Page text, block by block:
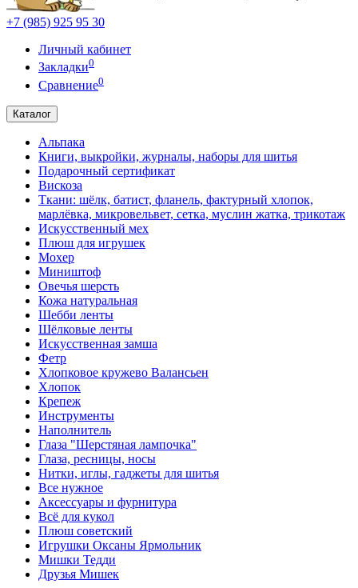
+7 (985) 925 95 30
Личный кабинет
Закладки0
Сравнение0
Каталог
Альпака
Книги, выкройки, журналы, наборы для шитья
Подарочный сертификат
Вискоза
Ткани: шёлк, батист, фланель, фактурный хлопок,
марлёвка, микровельвет, сетка, муслин жатка, трикотаж
Искусственный мех
Плюш для игрушек
Мохер
Миништоф
Овечья шерсть
Кожа натуральная
Шебби ленты
Шёлковые ленты
Искусственная замша
Фетр
Хлопковое кружево Валансьен
Хлопок
Крепеж
Инструменты
Наполнитель
Глаза "Шерстяная лампочка"
Глаза, ресницы, носы
Нитки, иглы, гаджеты для шитья
Все нужное
Аксессуары и фурнитура
Всё для кукол
Плюш советский
Игрушки Оксаны Ярмольник
Мишки Тедди
Друзья Мишек